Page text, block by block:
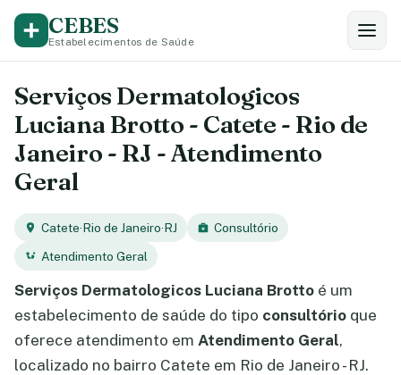
CEBES
Estabelecimentos de Saúde
Serviços Dermatologicos
Luciana Brotto - Catete - Rio de
Janeiro - RJ - Atendimento
Geral
Catete·Rio de Janeiro·RJ
Consultório
Atendimento Geral
Serviços Dermatologicos Luciana Brotto é um
estabelecimento de saúde do tipo consultório que
oferece atendimento em Atendimento Geral,
localizado no bairro Catete em Rio de Janeiro - RJ.